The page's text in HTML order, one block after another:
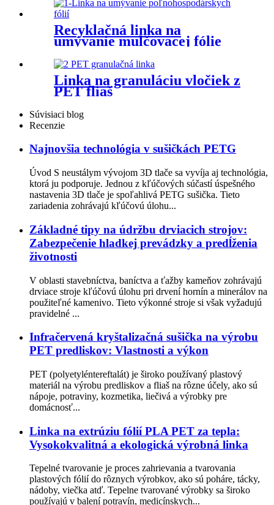
Recyklačná linka na
umývanie mulčovacej fólie
Linka na granuláciu vločiek z
PET fliaš
Súvisiaci blog
Recenzie
Najnovšia technológia v sušičkách PETG
Úvod S neustálym vývojom 3D tlače sa vyvíja aj technológia,
ktorá ju podporuje. Jednou z kľúčových súčastí úspešného
nastavenia 3D tlače je spoľahlivá PETG sušička. Tieto
zariadenia zohrávajú kľúčovú úlohu...
Základné tipy na údržbu drviacich strojov:
Zabezpečenie hladkej prevádzky a predĺženia
životnosti
V oblasti stavebníctva, baníctva a ťažby kameňov zohrávajú
drviace stroje kľúčovú úlohu pri drvení hornín a minerálov na
použiteľné kamenivo. Tieto výkonné stroje si však vyžadujú
pravidelné ...
Infračervená kryštalizačná sušička na výrobu
PET predliskov: Vlastnosti a výkon
PET (polyetyléntereftalát) je široko používaný plastový
materiál na výrobu predliskov a fliaš na rôzne účely, ako sú
nápoje, potraviny, kozmetika, liečivá a výrobky pre
domácnosť...
Linka na extrúziu fólií PLA PET za tepla:
Vysokokvalitná a ekologická výrobná linka
Tepelné tvarovanie je proces zahrievania a tvarovania
plastových fólií do rôznych výrobkov, ako sú poháre, tácky,
nádoby, viečka atď. Tepelne tvarované výrobky sa široko
používajú v balení potravín, medicínskych...